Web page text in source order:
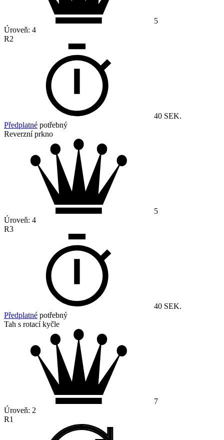
5
Úroveň: 4
R2
40 SEK.
Předplatné potřebný
Reverzní prkno
5
Úroveň: 4
R3
40 SEK.
Předplatné potřebný
Tah s rotací kyčle
7
Úroveň: 2
R1